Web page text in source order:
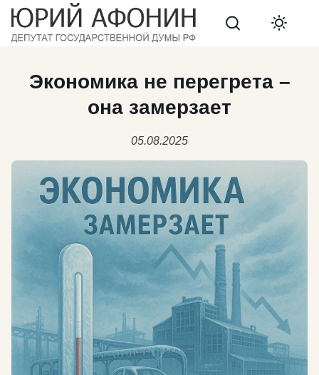
Search
Экономика не перегрета –
она замерзает
05.08.2025